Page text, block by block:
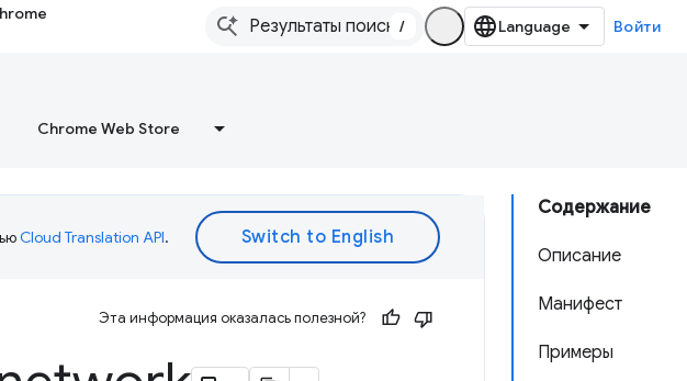
/ Войти
Chrome Web Store
Содержание
Описание
Манифест
Примеры
Cloud Translation API.
Эта информация оказалась полезной?